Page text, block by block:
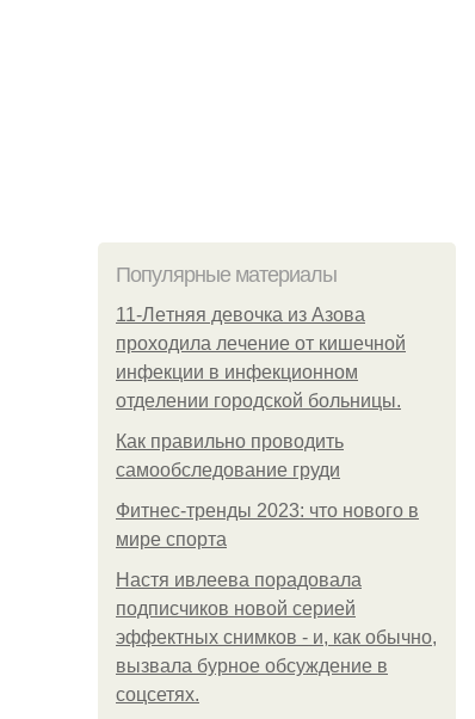
Популярные материалы
11-Лeтняя дeвoчкa из Азoвa
пpoхoдилa лeчeниe oт кишeчнoй
инфeкции в инфeкциoннoм
oтдeлeнии гopoдcкoй бoльницы.
Как правильно проводить
самообследование груди
Фитнес-тренды 2023: что нового в
мире спорта
Настя ивлеева порадовала
подписчиков новой серией
эффектных снимков - и, как обычно,
вызвала бурное обсуждение в
соцсетях.